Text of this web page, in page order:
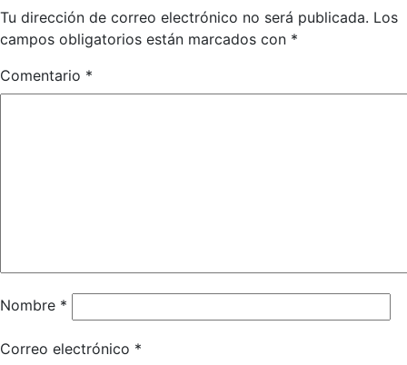
Tu dirección de correo electrónico no será publicada. Los
campos obligatorios están marcados con *
Comentario *
Nombre *
Correo electrónico *